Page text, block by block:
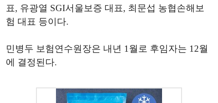
표, 유광열 SGI서울보증 대표, 최문섭 농협손해보
험 대표 등이다.
민병두 보험연수원장은 내년 1월로 후임자는 12월
에 결정된다.